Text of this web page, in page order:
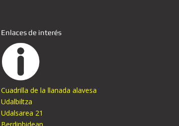
Enlaces de interés
Cuadrilla de la llanada alavesa
Udalbiltza
Udalsarea 21
Berdinbidean